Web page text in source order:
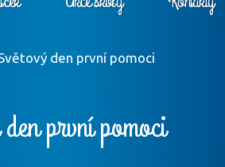
den první pomoci
první pomoci